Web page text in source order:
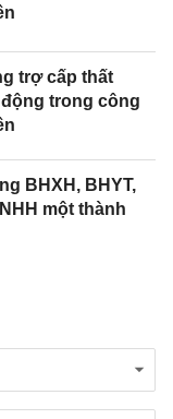
trợ cấp thất
trong công
BHXH, BHYT,
một thành